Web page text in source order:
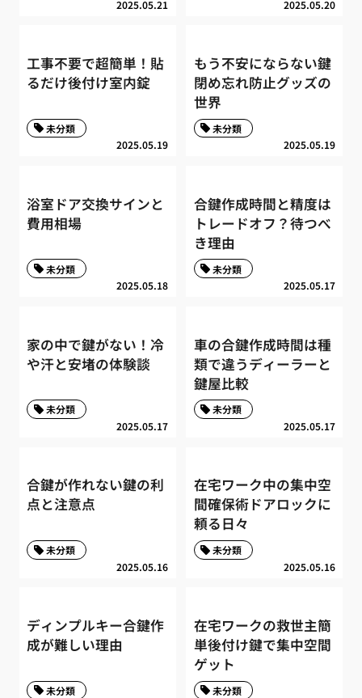
2025.05.21 2025.05.20
工事不要で超簡単！貼
るだけ後付け室内錠
2025.05.19
未分類
もう不安にならない鍵
閉め忘れ防止グッズの
世界
2025.05.19
未分類
浴室ドア交換サインと
費用相場
2025.05.18
未分類
合鍵作成時間と精度は
トレードオフ？待つべ
き理由
2025.05.17
未分類
家の中で鍵がない！冷
や汗と安堵の体験談
2025.05.17
未分類
車の合鍵作成時間は種
類で違うディーラーと
鍵屋比較
2025.05.17
未分類
合鍵が作れない鍵の利
点と注意点
2025.05.16
未分類
在宅ワーク中の集中空
間確保術ドアロックに
頼る日々
2025.05.16
未分類
ディンプルキー合鍵作
成が難しい理由
未分類
在宅ワークの救世主簡
単後付け鍵で集中空間
ゲット
未分類